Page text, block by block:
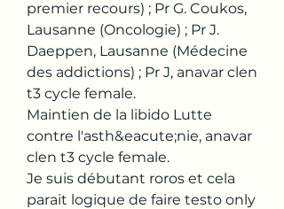
premier recours) ; Pr G. Coukos,
Lausanne (Oncologie) ; Pr J.
Daeppen, Lausanne (Médecine
des addictions) ; Pr J, anavar clen
t3 cycle female.
Maintien de la libido Lutte
contre l'asth&eacute;nie, anavar
clen t3 cycle female.
Je suis débutant roros et cela
parait logique de faire testo only